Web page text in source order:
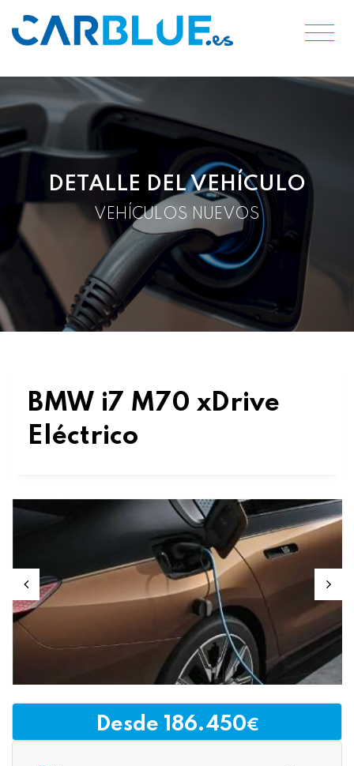
DETALLE DEL VEHÍCULO
VEHÍCULOS NUEVOS
BMW i7 M70 xDrive
Eléctrico
Desde 186.450€